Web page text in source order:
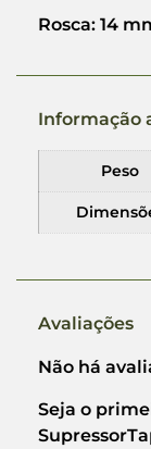
Rosca: 14
Informação
Peso
Avaliações
Não há
Seja o